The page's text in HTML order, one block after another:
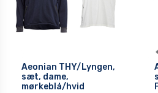
Aeonian THY/Lyngen,
sæt, dame,
mørkeblå/hvid